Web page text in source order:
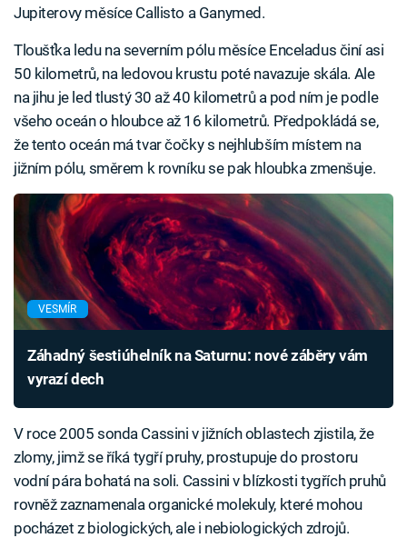
Jupiterovy měsíce Callisto a Ganymed.
Tloušťka ledu na severním pólu měsíce Enceladus činí asi
50 kilometrů, na ledovou krustu poté navazuje skála. Ale
na jihu je led tlustý 30 až 40 kilometrů a pod ním je podle
všeho oceán o hloubce až 16 kilometrů. Předpokládá se,
že tento oceán má tvar čočky s nejhlubším místem na
jižním pólu, směrem k rovníku se pak hloubka zmenšuje.
VESMÍR
Záhadný šestiúhelník na Saturnu: nové záběry vám
vyrazí dech
V roce 2005 sonda Cassini v jižních oblastech zjistila, že
zlomy, jimž se říká tygří pruhy, prostupuje do prostoru
vodní pára bohatá na soli. Cassini v blízkosti tygřích pruhů
rovněž zaznamenala organické molekuly, které mohou
pocházet z biologických, ale i nebiologických zdrojů.